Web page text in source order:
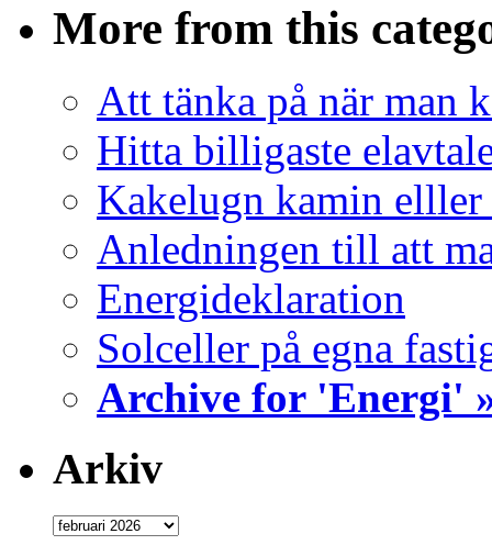
More from this
Att tänka på när man
Hitta billigaste
Kakelugn kamin elller
Anledningen till att
Energideklaration
Solceller på egna
Archive for 'Energi'
Arkiv